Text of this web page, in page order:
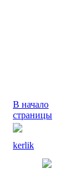
В начало
страницы
kerlik